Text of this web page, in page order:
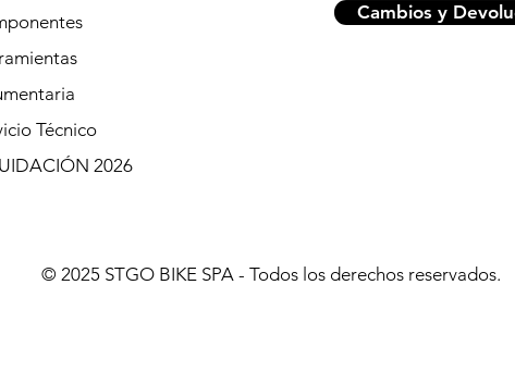
Técnico
2026
Cambios y
© 2025 STGO BIKE SPA - Todos los derechos reservados.